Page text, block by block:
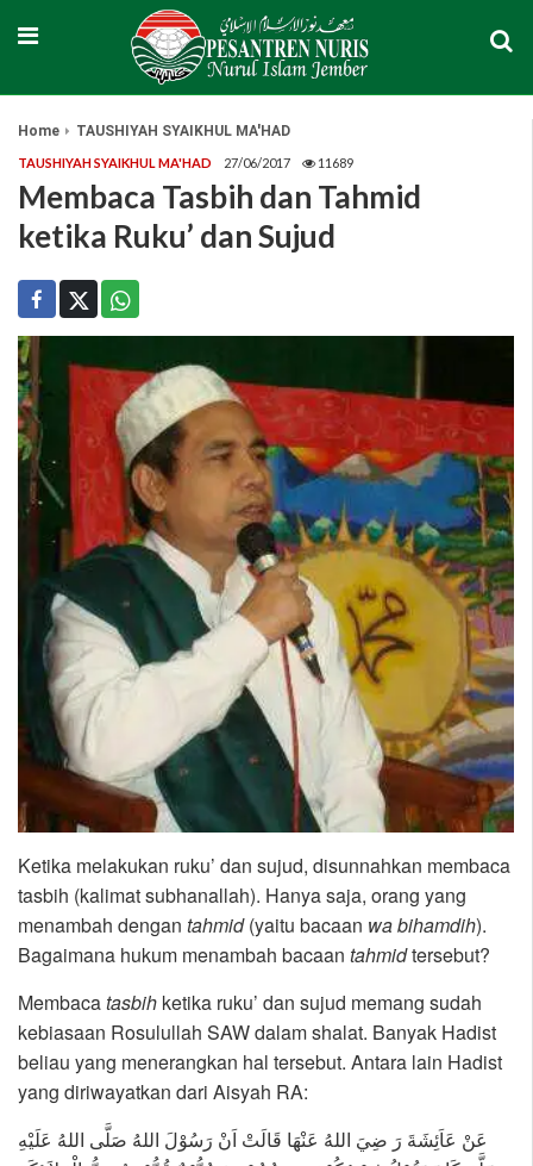
Home TAUSHIYAH SYAIKHUL MA'HAD
TAUSHIYAH SYAIKHUL MA'HAD 27/06/2017 11689
Membaca Tasbih dan Tahmid
ketika Ruku’ dan Sujud
Ketika melakukan ruku’ dan sujud, disunnahkan membaca
tasbih (kalimat subhanallah). Hanya saja, orang yang
menambah dengan tahmid(yaitu bacaan wa bihamdih).
Bagaimana hukum menambah bacaan tahmidtersebut?
Membacatasbih ketika ruku’ dan sujud memang sudah
kebiasaan Rosulullah SAW dalam shalat. Banyak Hadist
beliau yang menerangkan hal tersebut. Antara lain Hadist
yang diriwayatkan dari Aisyah RA:
عَنْ عَاَئِشَةَ رَ ضِيَ اللهُ عَنْهَا قَالَتْ اَنْ رَسُوْلَ اللهُ صَلَّى اللهُ عَلَيْهِ